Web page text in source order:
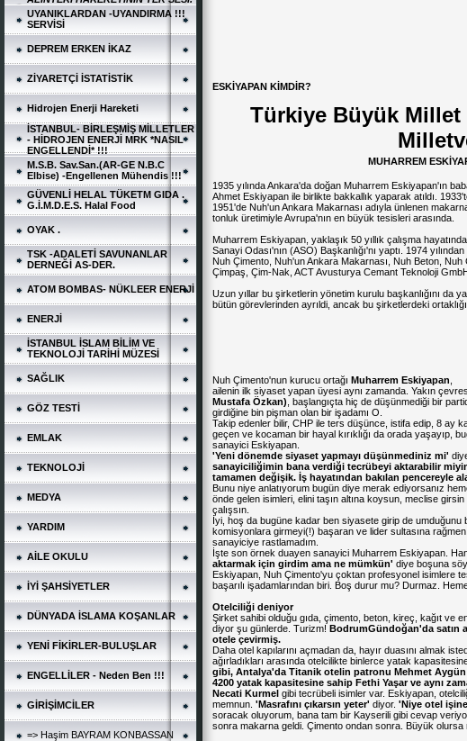
UYANIKLARDAN -UYANDIRMA !!!
SERVİSİ
DEPREM ERKEN İKAZ
ZİYARETÇİ İSTATİSTİK
Hidrojen Enerji Hareketi
İSTANBUL- BİRLEŞMİŞ MİLLETLER
- HİDROJEN ENERJİ MRK *NASIL
ENGELLENDİ* !!!
M.S.B. Sav.San.(AR-GE N.B.C
Elbise) -Engellenen Mühendis !!!
GÜVENLİ HELAL TÜKETM GIDA .
G.İ.M.D.E.S. Halal Food
OYAK .
TSK -ADALETİ SAVUNANLAR
DERNEĞİ AS-DER.
ATOM BOMBAS- NÜKLEER ENERJİ
ENERJİ
İSTANBUL İSLAM BİLİM VE
TEKNOLOJİ TARİHİ MÜZESİ
SAĞLIK
GÖZ TESTİ
EMLAK
TEKNOLOJİ
MEDYA
YARDIM
AİLE OKULU
İYİ ŞAHSİYETLER
DÜNYADA İSLAMA KOŞANLAR
YENİ FİKİRLER-BULUŞLAR
ENGELLİLER - Neden Ben !!!
GİRİŞİMCİLER
=> Haşim BAYRAM KONBASSAN
ESKİYAPAN KİMDİR?
Türkiye Büyük Millet
MUHARREM
1935 yılında Ankara'da doğan Muharrem Eskiyapan'ın
Ahmet Eskiyapan ile birlikte bakkallık yaparak atıldı.
1951'de Nuh'un Ankara Makarnası adıyla ünlenen
tonluk üretimiyle Avrupa'nın en büyük tesisleri arasında.
Muharrem Eskiyapan, yaklaşık 50 yıllık çalışma
Sanayi Odası'nın (ASO) Başkanlığı'nı yaptı. 1974
Nuh Çimento, Nuh'un Ankara Makarnası, Nuh Beton, Nuh
Çimpaş, Çim-Nak, ACT Avusturya Cemant Teknoloji
Uzun yıllar bu şirketlerin yönetim kurulu başkanlığını da
bütün görevlerinden ayrıldi, ancak bu şirketlerdeki
Nuh Çimento'nun kurucu ortağı Muharrem Eskiyapan
ailenin ilk siyaset yapan üyesi aynı zamanda. Yakın
Mustafa Özkan) , başlangıçta hiç de düşünmediği bir
girdiğine bin pişman olan bir işadamı O.
Takip edenler bilir, CHP ile ters düşünce, istifa edip, 8 ay
geçen ve kocaman bir hayal kırıklığı da orada yaşayıp,
sanayici Eskiyapan.
'Yeni dönemde siyaset yapmayı düşünmediniz mi'
sanayiciliğimin bana verdiği tecrübeyi aktarabilir
tamamen değişik. İş hayatından bakılan pencereyle
Bunu niye anlatıyorum bugün diye merak ediyorsanız
önde gelen isimleri, elini taşın altına koysun, meclise
çalışsın.
İyi, hoş da bugüne kadar ben siyasete girip de
komisyonlara girmeyi(!) başaran ve lider sultasına
sanayiciye rastlamadım.
İşte son örnek duayen sanayici Muharrem Eskiyapan.
aktarmak için girdim ama ne mümkün' diye boşuna
Eskiyapan, Nuh Çimento'yu çoktan profesyonel isimlere
başarılı işadamlarından biri. Boş durur mu? Durmaz.
Otelciliği deniyor
Şirket sahibi olduğu gıda, çimento, beton, kireç, kağıt ve
diyor şu günlerde. Turizm! BodrumGündoğan'da satın
otele çevirmiş.
Daha otel kapılarını açmadan da, hayır duasını almak
ağırladıkları arasında otelcilikte binlerce yatak
gibi, Antalya'da Titanik otelin patronu Mehmet Aygün
4200 yatak kapasitesine sahip Fethi Yaşar ve aynı
Necati Kurmel gibi tecrübeli isimler var. Eskiyapan,
memnun. 'Masrafını çıkarsın yeter' diyor. 'Niye otel işine
soracak oluyorum, bana tam bir Kayserili gibi cevap
sonra makarna geldi. Çimento ondan sonra. Büyük